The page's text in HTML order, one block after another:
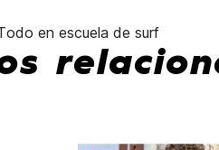
en escuela de surf